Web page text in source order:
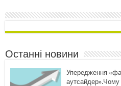
Останні новини
Упередження
аутсайдер».Чому